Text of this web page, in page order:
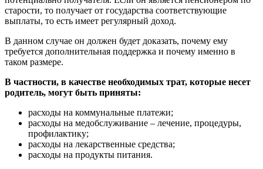
старости, то получает от государства соответствующие
выплаты, то есть имеет регулярный доход.
В данном случае он должен будет доказать, почему ему
требуется дополнительная поддержка и почему именно в
таком размере.
В частности, в качестве необходимых трат, которые несет
родитель, могут быть приняты:
расходы на коммунальные платежи;
расходы на медобслуживание – лечение, процедуры,
профилактику;
расходы на лекарственные средства;
расходы на продукты питания.